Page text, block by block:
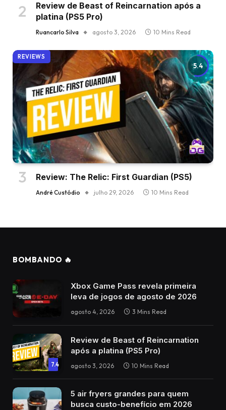
Review de Beast of Reincarnation após a
platina (PS5 Pro)
Ruancarlo Silva agosto 3, 2026 10 Mins Read
5.4
REVIEWS
Review: The Relic: First Guardian (PS5)
André Custódio julho 29, 2026 10 Mins Read
BOMBANDO 🔥
Xbox Game Pass revela primeira
leva de jogos de agosto de 2026
agosto 4, 2026 3 Mins Read
7.4
Review de Beast of Reincarnation
após a platina (PS5 Pro)
agosto 3, 2026 10 Mins Read
5 air fryers grandes para quem
busca custo-benefício em 2026